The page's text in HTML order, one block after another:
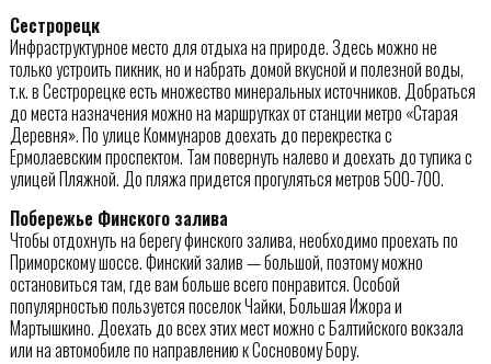
Сестрорецк
Инфраструктурное место для отдыха на природе. Здесь можно не
только устроить пикник, но и набрать домой вкусной и полезной воды,
т.к. в Сестрорецке есть множество минеральных источников. Добраться
до места назначения можно на маршрутках от станции метро «Старая
Деревня». По улице Коммунаров доехать до перекрестка с
Ермолаевским проспектом. Там повернуть налево и доехать до тупика с
улицей Пляжной. До пляжа придется прогуляться метров 500-700.
Побережье Финского залива
Чтобы отдохнуть на берегу финского залива, необходимо проехать по
Приморскому шоссе. Финский залив — большой, поэтому можно
остановиться там, где вам больше всего понравится. Особой
популярностью пользуется поселок Чайки, Большая Ижора и
Мартышкино. Доехать до всех этих мест можно с Балтийского вокзала
или на автомобиле по направлению к Сосновому Бору.